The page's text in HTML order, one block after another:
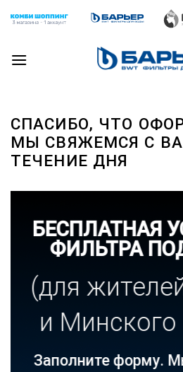
СПАСИБО, ЧТО
МЫ СВЯЖЕМСЯ С
ТЕЧЕНИЕ ДНЯ
БЕСПЛАТНАЯ
ФИЛЬТРА
(для
и Минского
Заполните форму.